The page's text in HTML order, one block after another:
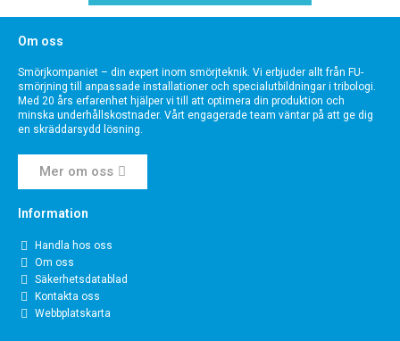
Om oss
Smörjkompaniet – din expert inom smörjteknik. Vi erbjuder allt från FU-
smörjning till anpassade installationer och specialutbildningar i tribologi.
Med 20 års erfarenhet hjälper vi till att optimera din produktion och
minska underhållskostnader. Vårt engagerade team väntar på att ge dig
en skräddarsydd lösning.
Mer om oss
Information
Handla hos oss
Om oss
Säkerhetsdatablad
Kontakta oss
Webbplatskarta